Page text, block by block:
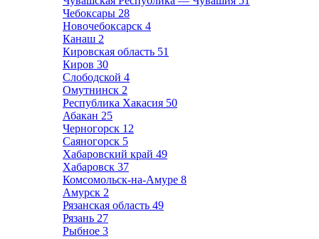
Чебоксары 28
Новочебоксарск 4
Канаш 2
Кировская область 51
Киров 30
Слободской 4
Омутнинск 2
Республика Хакасия 50
Абакан 25
Черногорск 12
Саяногорск 5
Хабаровский край 49
Хабаровск 37
Комсомольск-на-Амуре 8
Амурск 2
Рязанская область 49
Рязань 27
Рыбное 3